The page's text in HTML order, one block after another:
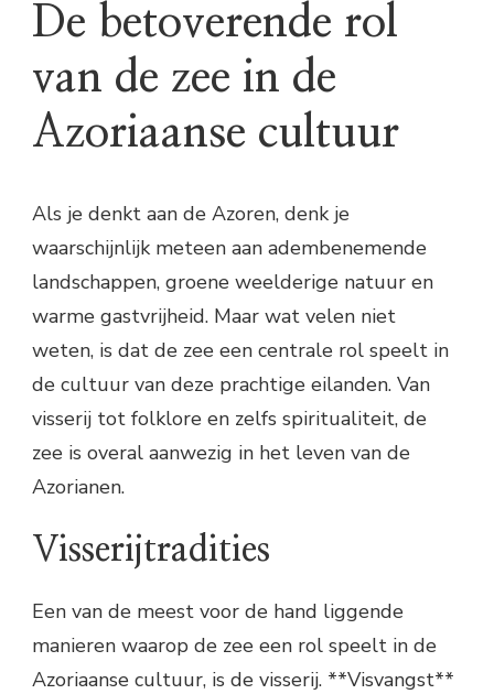
De betoverende rol
van de zee in de
Azoriaanse cultuur
Als je denkt aan de Azoren, denk je
waarschijnlijk meteen aan adembenemende
landschappen, groene weelderige natuur en
warme gastvrijheid. Maar wat velen niet
weten, is dat de zee een centrale rol speelt in
de cultuur van deze prachtige eilanden. Van
visserij tot folklore en zelfs spiritualiteit, de
zee is overal aanwezig in het leven van de
Azorianen.
Visserijtradities
Een van de meest voor de hand liggende
manieren waarop de zee een rol speelt in de
Azoriaanse cultuur, is de visserij. **Visvangst**